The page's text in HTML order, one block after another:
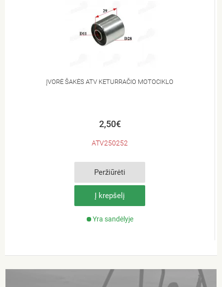
ĮVORĖ ŠAKĖS ATV KETURRAČIO MOTOCIKLO
2,50€
ATV250252
Peržiūrėti
Į krepšelį
Yra sandėlyje